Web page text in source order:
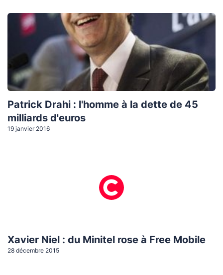
Patrick Drahi : l'homme à la dette de 45
milliards d'euros
19 janvier 2016
Xavier Niel : du Minitel rose à Free Mobile
28 décembre 2015